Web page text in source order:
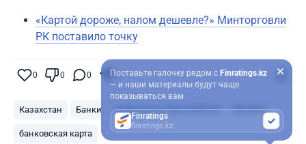
«Картой дороже, налом дешевле?» Минторговли
РК поставило точку
0 0 0 0
Казахстан Банки мобильные приложения Кешбэк
банковская карта
Поставьте галочку рядом с Finratings.kz
— и наши материалы будут чаще
показываться вам
Finratings
finratings.kz